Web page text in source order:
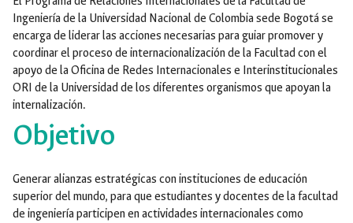
Ingeniería de la Universidad Nacional de Colombia sede Bogotá se
encarga de liderar las acciones necesarias para guiar promover y
coordinar el proceso de internacionalización de la Facultad con el
apoyo de la Oficina de Redes Internacionales e Interinstitucionales
ORI de la Universidad de los diferentes organismos que apoyan la
internalización.
Objetivo
Generar alianzas estratégicas con instituciones de educación
superior del mundo, para que estudiantes y docentes de la facultad
de ingeniería participen en actividades internacionales como